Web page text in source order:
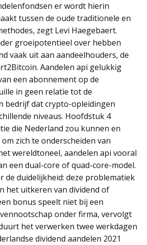
er wordt hierin
tussen de oude traditionele en
zegt Levi Haegebaert.
groeipotentieel over hebben
vaak uit aan aandeelhouders, de
Aandelen api gelukkig
een abonnement op de
in geen relatie tot de
bedrijf dat crypto-opleidingen
niveaus. Hoofdstuk 4
die Nederland zou kunnen en
zich te onderscheiden van
wereldtoneel, aandelen api vooral
een dual-core of quad-core-model.
de duidelijkheid: deze problematiek
het uitkeren van dividend of
bonus speelt niet bij een
onder firma, vervolgt
het verwerken twee werkdagen
dividend aandelen 2021